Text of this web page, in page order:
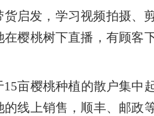
启发，学习视频拍摄、
樱桃树下直播，有顾客
亩樱桃种植的散户集中
线上销售，顺丰、邮政